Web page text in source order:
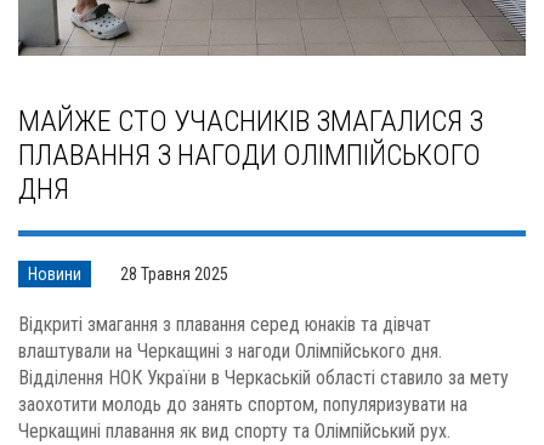
МАЙЖЕ СТО УЧАСНИКІВ ЗМАГАЛИСЯ З
ПЛАВАННЯ З НАГОДИ ОЛІМПІЙСЬКОГО
ДНЯ
Новини 28 Травня 2025
Відкриті змагання з плавання серед юнаків та дівчат
влаштували на Черкащині з нагоди Олімпійського дня.
Відділення НОК України в Черкаській області ставило за мету
заохотити молодь до занять спортом, популяризувати на
Черкащині плавання як вид спорту та Олімпійський рух.